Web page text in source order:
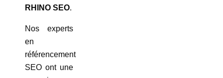
RHINO SEO.
Nos experts
en
référencement
SEO ont une